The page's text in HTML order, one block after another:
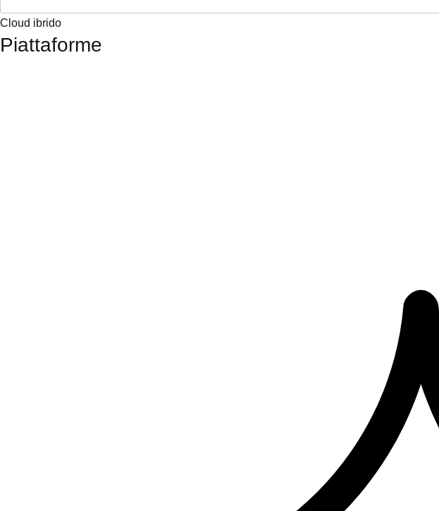
Cloud ibrido
Piattaforme